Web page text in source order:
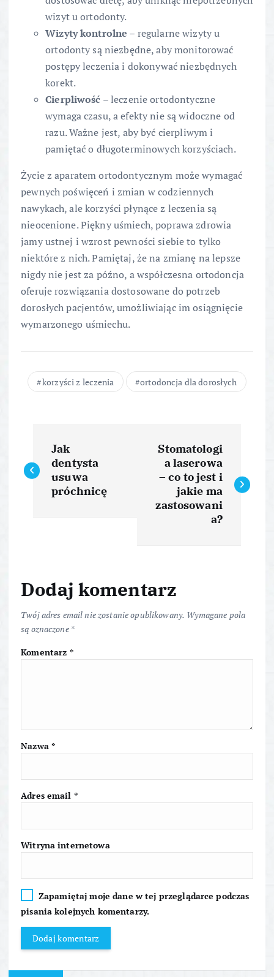
wizyt u ortodonty.
Wizyty kontrolne – regularne wizyty u
ortodonty są niezbędne, aby monitorować
postępy leczenia i dokonywać niezbędnych
korekt.
Cierpliwość – leczenie ortodontyczne
wymaga czasu, a efekty nie są widoczne od
razu. Ważne jest, aby być cierpliwym i
pamiętać o długoterminowych korzyściach.
Życie z aparatem ortodontycznym może wymagać
pewnych poświęceń i zmian w codziennych
nawykach, ale korzyści płynące z leczenia są
nieocenione. Piękny uśmiech, poprawa zdrowia
jamy ustnej i wzrost pewności siebie to tylko
niektóre z nich. Pamiętaj, że na zmianę na lepsze
nigdy nie jest za późno, a współczesna ortodoncja
oferuje rozwiązania dostosowane do potrzeb
dorosłych pacjentów, umożliwiając im osiągnięcie
wymarzonego uśmiechu.
korzyści z leczenia ortodoncja dla dorosłych
a
a
c
j
p
s
u
Jak
dentysta
usuwa
próchnicę
Stomatologi
a laserowa
– co to jest i
jakie ma
zastosowani
a?
Dodaj komentarz
Twój adres email nie zostanie opublikowany. Wymagane pola
są oznaczone *
Komentarz *
Nazwa *
Adres email *
Witryna internetowa
Zapamiętaj moje dane w tej przeglądarce podczas
pisania kolejnych komentarzy.